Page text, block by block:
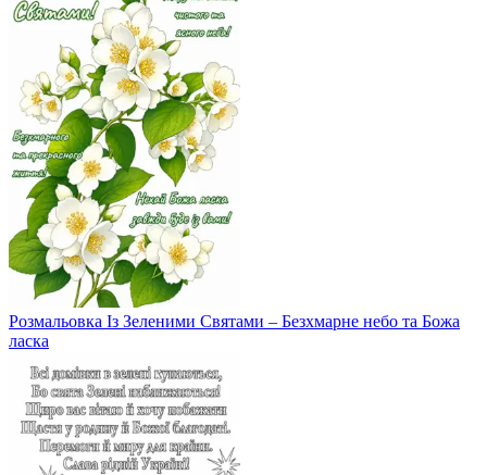
Розмальовка Із Зеленими Святами – Безхмарне небо та Божа
ласка